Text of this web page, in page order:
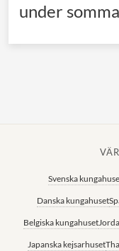
under
Svenska
Danska kungahuset
Belgiska kungahuset
Japanska kejsarhuset